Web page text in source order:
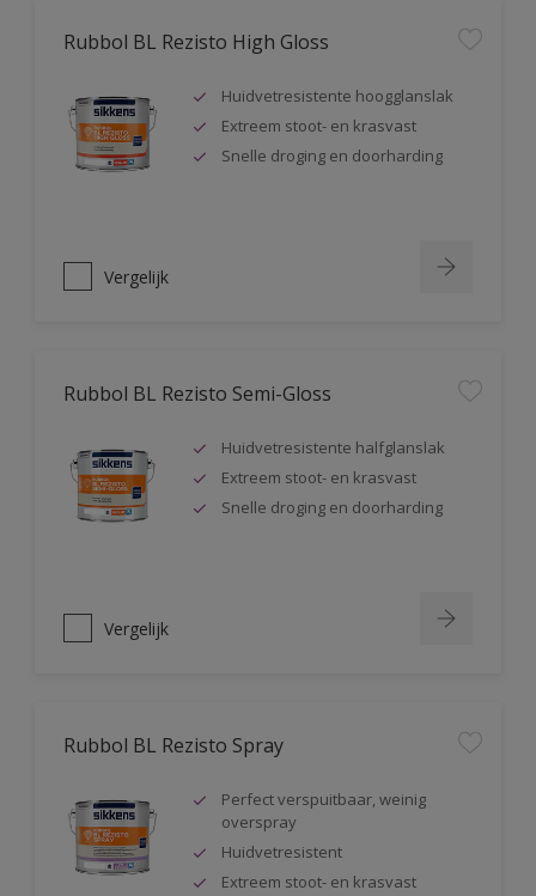
Rubbol BL Rezisto High Gloss
Huidvetresistente hoogglanslak
Extreem stoot- en krasvast
Snelle droging en doorharding
Vergelijk
Rubbol BL Rezisto Semi-Gloss
Huidvetresistente halfglanslak
Extreem stoot- en krasvast
Snelle droging en doorharding
Vergelijk
Rubbol BL Rezisto Spray
Perfect verspuitbaar, weinig
overspray
Huidvetresistent
Extreem stoot- en krasvast